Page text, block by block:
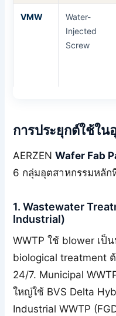
VMW
Water-
Injected
Screw
การประยุกต์ใช้ใน
AERZENWafer Fab
6 กลุ่มอุตสาหกรรมหลัก
1. Wastewater
Industrial)
WWTP ใช้ blower เป็
biological treatment
24/7. Municipal
ใหญ่ใช้ BVS Delta
Industrial WWTP